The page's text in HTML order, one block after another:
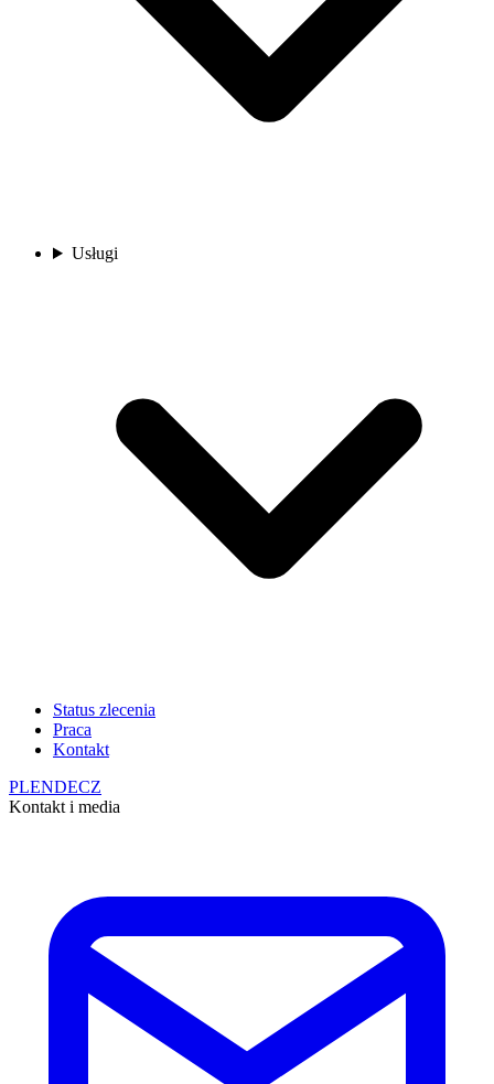
Usługi
Status zlecenia
Praca
Kontakt
PLENDECZ
Kontakt i media